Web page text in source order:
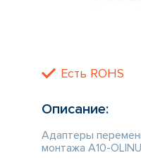
Есть ROHS
Описание:
Адаптеры
монтажа A10-